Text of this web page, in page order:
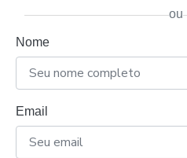
ou
Nome
Email